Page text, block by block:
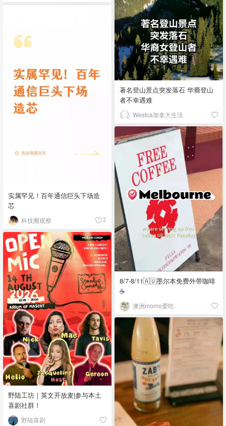
著名登山景点突发落石 华裔登山
者不幸遇难
Westca加拿大生活
实属罕见！百年通信巨头下场造
芯
科技圈观察 2
8/7-8/11🇦🇺墨尔本免费外带咖啡
☕
澳洲momo爱吃
野陆工坊｜英文开放麦|参与本土
喜剧社群！
野陆喜剧